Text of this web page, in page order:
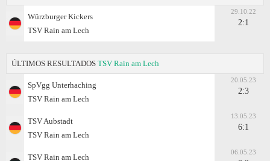
Würzburger Kickers
TSV Rain am Lech
29.10.22
2:1
ÚLTIMOS RESULTADOS TSV Rain am Lech
SpVgg Unterhaching
TSV Rain am Lech
20.05.23
2:3
TSV Aubstadt
TSV Rain am Lech
13.05.23
6:1
TSV Rain am Lech
06.05.23